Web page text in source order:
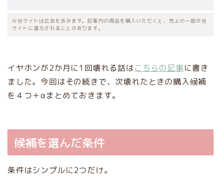
※当サイトは広告を含みます。記事内の商品を購入いただくと、売上の一部が当
サイトに還元されることがあります。
イヤホンが2か月に1回壊れる話はこちらの記事に書き
ました。今回はその続きで、次壊れたときの購入候補
を４つ＋αまとめておきます。
候補を選んだ条件
条件はシンプルに2つだけ。